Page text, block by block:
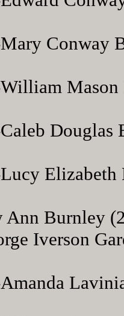
Conway
Ann Burnley
Iverson